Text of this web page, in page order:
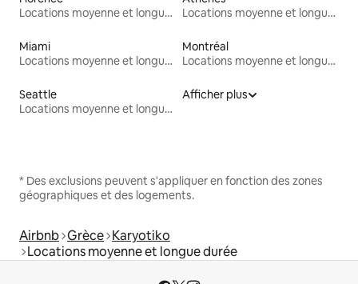
Locations moyenne et longue durée
Locations moyenne et longue durée
Miami
Locations moyenne et longue durée
Montréal
Locations moyenne et longue durée
Seattle
Locations moyenne et longue durée
Afficher plus
* Des exclusions peuvent s'appliquer en fonction des zones
géographiques et des logements.
Airbnb Grèce Karyotiko
Locations moyenne et longue durée